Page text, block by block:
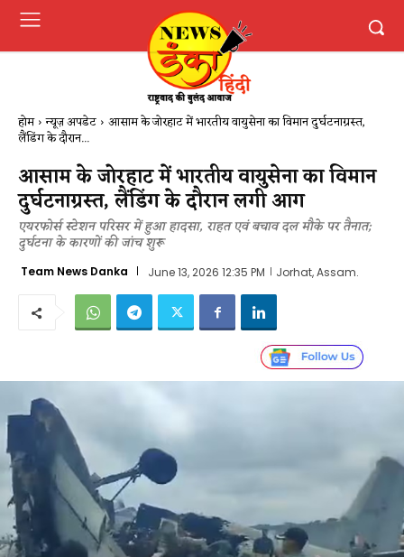
होम न्यूज़ अपडेट आसाम के जोरहाट में भारतीय वायुसेना का विमान दुर्घटनाग्रस्त,
लैंडिंग के दौरान...
आसाम के जोरहाट में भारतीय वायुसेना का विमान
दुर्घटनाग्रस्त, लैंडिंग के दौरान लगी आग
एयरफोर्स स्टेशन परिसर में हुआ हादसा, राहत एवं बचाव दल मौके पर तैनात;
दुर्घटना के कारणों की जांच शुरू
Team News Danka June 13, 2026 12:35 PM Jorhat, Assam.